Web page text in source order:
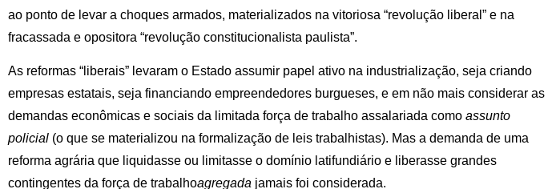
ao ponto de levar a choques armados, materializados na vitoriosa “revolução liberal” e na
fracassada e opositora “revolução constitucionalista paulista”.
As reformas “liberais” levaram o Estado assumir papel ativo na industrialização, seja criando
empresas estatais, seja financiando empreendedores burgueses, e em não mais considerar as
demandas econômicas e sociais da limitada força de trabalho assalariada como assunto
policial (o que se materializou na formalização de leis trabalhistas). Mas a demanda de uma
reforma agrária que liquidasse ou limitasse o domínio latifundiário e liberasse grandes
contingentes da força de trabalhoagregada jamais foi considerada.